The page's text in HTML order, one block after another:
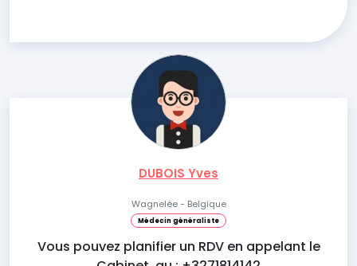
DUBOIS Yves
Wagnelée - Belgique
Médecin généraliste
Vous pouvez planifier un RDV en appelant le